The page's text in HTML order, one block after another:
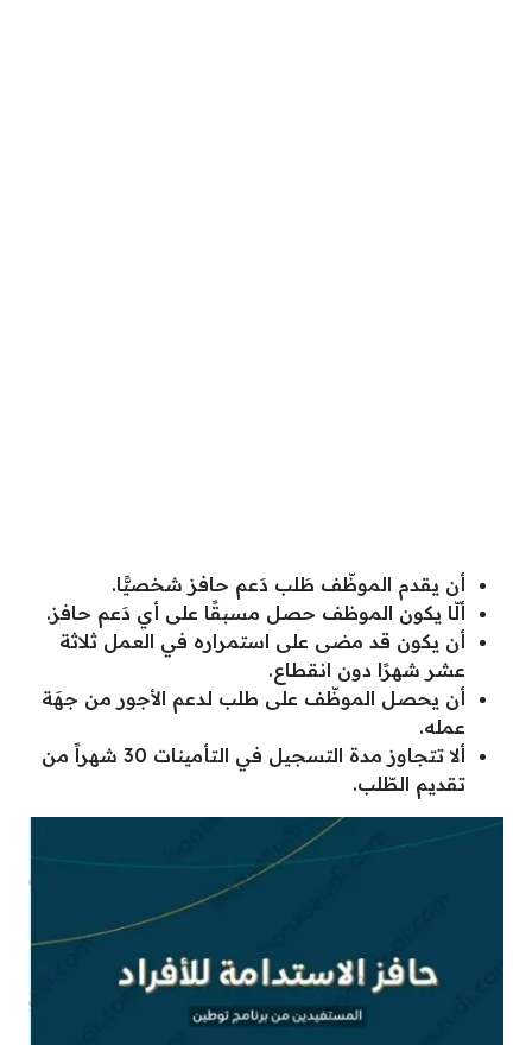
أن يقدم الموظّف طَلب دَعم حافز شخصيًّا.
ألّا يكون الموظف حصل مسبقًا على أي دَعم حافز.
أن يكون قد مضى على استمراره في العمل ثلاثة
عشر شهرًا دون انقطاع.
أن يحصل الموظّف على طلب لدعم الأجور من جهَة
عمله.
ألا تتجاوز مدة التسجيل في التأمينات 30 شهراً من
تقديم الطّلب.